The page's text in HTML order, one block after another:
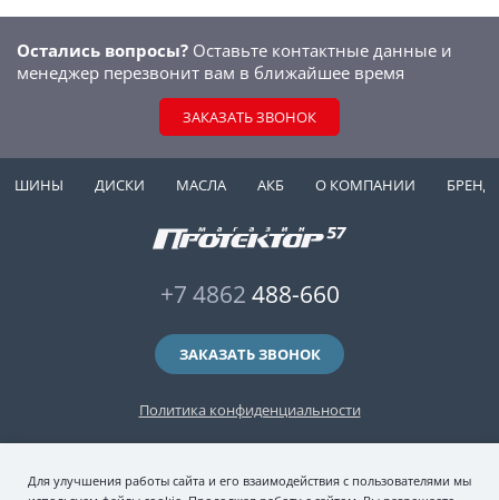
Остались вопросы? Оставьте контактные данные и
менеджер перезвонит вам в ближайшее время
ЗАКАЗАТЬ ЗВОНОК
ШИНЫ ДИСКИ МАСЛА АКБ О КОМПАНИИ
Политика конфиденциальности
+7 4862 488-660
ЗАКАЗАТЬ ЗВОНОК
2006-2026 © интернет-магазин "Протектор 57" — автомобильные шины
(зимние и летние шины), колесные диски, шиномонтаж и хранение шин.
Для улучшения работы сайта и его взаимодействия с пользователями мы